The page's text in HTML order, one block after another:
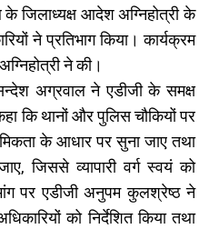
के जिलाध्यक्ष आदेश अग्निहोत्री के
ने प्रतिभाग किया। कार्यक्रम
ने की।
अग्रवाल ने एडीजी के समक्ष
कि थानों और पुलिस चौकियों पर
के आधार पर सुना जाए तथा
जिससे व्यापारी वर्ग स्वयं को
पर एडीजी अनुपम कुलश्रेष्ठ ने
को निर्देशित किया तथा